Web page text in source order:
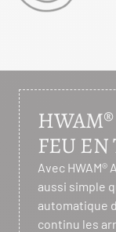
FEU
Avec
aussi simple
automatique
continu les